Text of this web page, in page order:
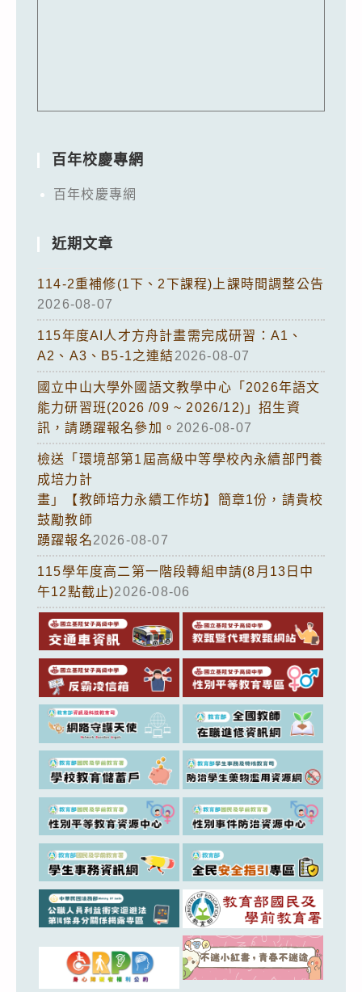
百年校慶專網
百年校慶專網
近期文章
114-2重補修(1下、2下課程)上課時間調整公告
2026-08-07
115年度AI人才方舟計畫需完成研習：A1、
A2、A3、B5-1之連結2026-08-07
國立中山大學外國語文教學中心「2026年語文
能力研習班(2026 /09 ~ 2026/12)」招生資
訊，請踴躍報名參加。 2026-08-07
檢送「環境部第1屆高級中等學校內永續部門養
成培力計
畫」【教師培力永續工作坊】簡章1份，請貴校
鼓勵教師
踴躍報名2026-08-07
115學年度高二第一階段轉組申請(8月13日中
午12點截止)2026-08-06